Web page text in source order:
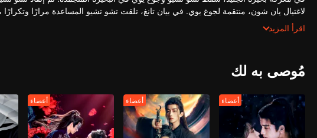
لاغتيال يان شون، منتقمة لجوغ يوي. في بيان تانغ، تلقت تشو تشيو المساعدة مرارًا
في أن جوغ يوي قد يكون لا يزال على قيد الحياة. في غضون ذلك، أصبح يان شون أكثر
تحقق السلام في المملكة وتجعل يان شون يرى خطأ طريقه؟ هل يمكنها الوقوف جنبًا
اقرأ المزيد
مُوصى به لك
أعضاء أعضاء أعضاء